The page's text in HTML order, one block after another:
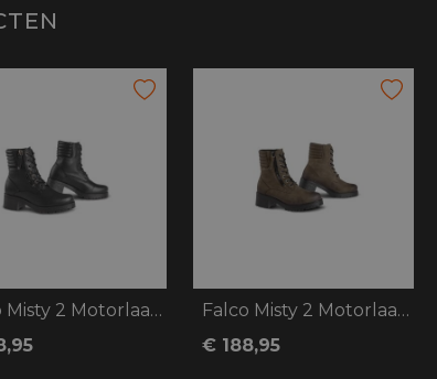
Falco Misty 2 Motorlaars zwart
Falco Misty 2 Motorlaars groen
€ 188,95